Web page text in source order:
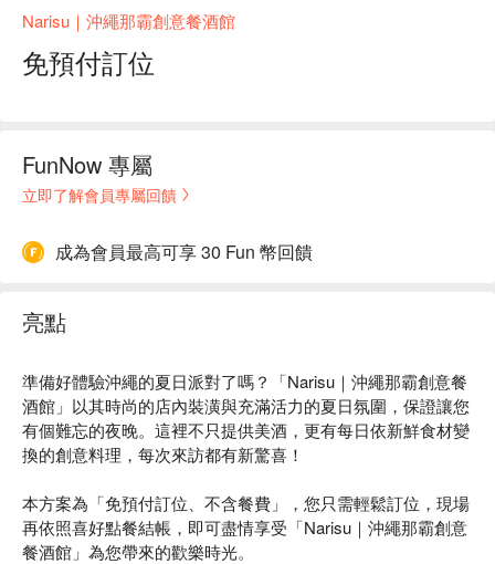
Narisu｜沖繩那霸創意餐酒館
免預付訂位
FunNow 專屬
立即了解會員專屬回饋
成為會員最高可享 30 Fun 幣回饋
亮點
準備好體驗沖繩的夏日派對了嗎？「Narisu｜沖繩那霸創意餐
酒館」以其時尚的店內裝潢與充滿活力的夏日氛圍，保證讓您
有個難忘的夜晚。這裡不只提供美酒，更有每日依新鮮食材變
換的創意料理，每次來訪都有新驚喜！
本方案為「免預付訂位、不含餐費」，您只需輕鬆訂位，現場
再依照喜好點餐結帳，即可盡情享受「Narisu｜沖繩那霸創意
餐酒館」為您帶來的歡樂時光。